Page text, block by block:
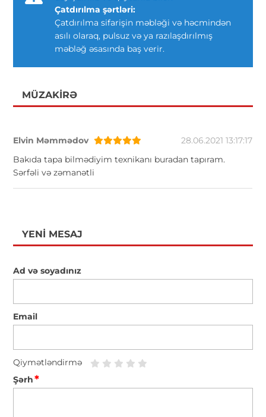
Çatdırılma şərtləri:
Çatdırılma sifarişin məbləği və həcmindən
asılı olaraq, pulsuz və ya razılaşdırılmış
məbləğ əsasında baş verir.
MÜZAKIRƏ
Elvin Məmmədov
28.06.2021 13:17:17
Bakıda tapa bilmədiyim texnikanı buradan tapıram.
Sərfəli və zəmanətli
YENI MESAJ
Ad və soyadınız
Email
Qiymətləndirmə
Şərh*